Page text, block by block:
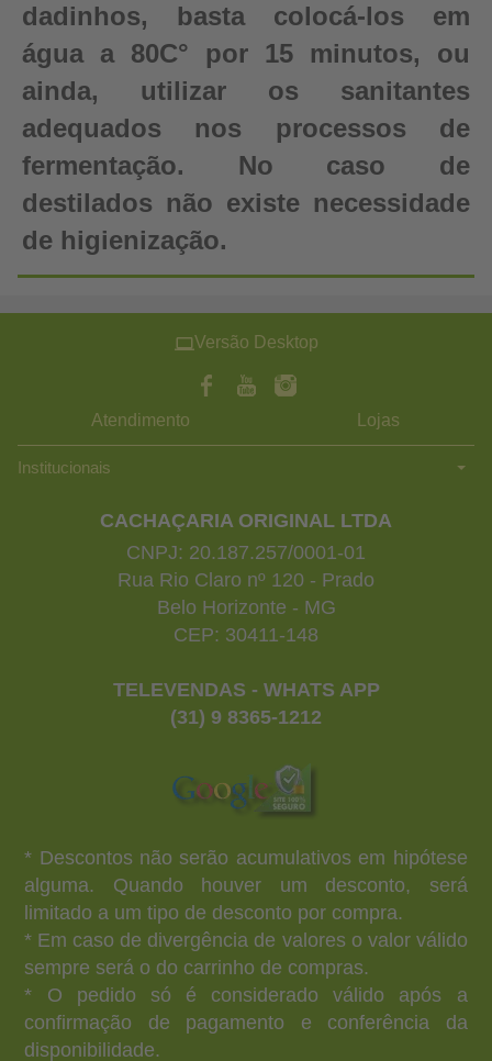
dadinhos, basta colocá-los em
água a 80C° por 15 minutos, ou
ainda, utilizar os sanitantes
adequados nos processos de
fermentação. No caso de
destilados não existe necessidade
de higienização.
Versão Desktop
Atendimento Lojas
Institucionais
CACHAÇARIA ORIGINAL LTDA
CNPJ: 20.187.257/0001-01
Rua Rio Claro nº 120 - Prado
Belo Horizonte - MG
CEP: 30411-148
TELEVENDAS - WHATS APP
(31) 9 8365-1212
* Descontos não serão acumulativos em hipótese
alguma. Quando houver um desconto, será
limitado a um tipo de desconto por compra.
* Em caso de divergência de valores o valor válido
sempre será o do carrinho de compras.
* O pedido só é considerado válido após a
confirmação de pagamento e conferência da
disponibilidade.